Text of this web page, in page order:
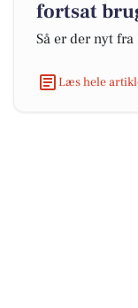
fortsat
Så er der nyt
Læs hele